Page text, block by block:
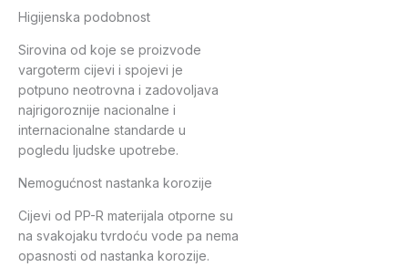
Higijenska podobnost
Sirovina od koje se proizvode
vargoterm cijevi i spojevi je
potpuno neotrovna i zadovoljava
najrigoroznije nacionalne i
internacionalne standarde u
pogledu ljudske upotrebe.
Nemogućnost nastanka korozije
Cijevi od PP-R materijala otporne su
na svakojaku tvrdoću vode pa nema
opasnosti od nastanka korozije.